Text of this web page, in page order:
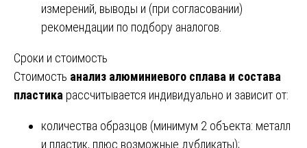
измерений, выводы и (при согласовании)
рекомендации по подбору аналогов.
Сроки и стоимость
Стоимость анализ алюминиевого сплава и состава
пластика рассчитывается индивидуально и зависит от:
количества образцов (минимум 2 объекта: металл
и пластик, плюс возможные дубликаты);